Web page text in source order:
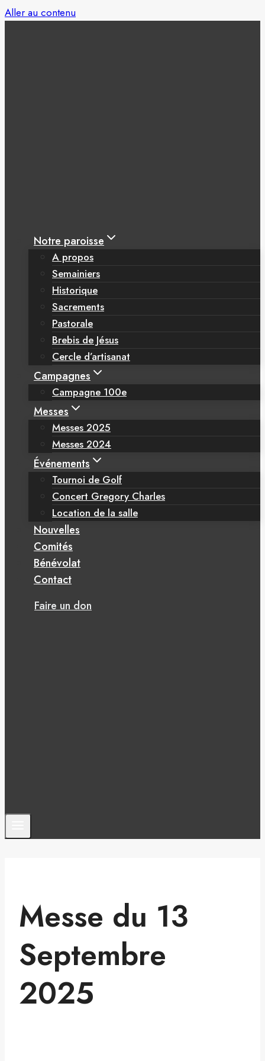
Aller au contenu
Notre paroisse
A propos
Semainiers
Historique
Sacrements
Pastorale
Brebis de Jésus
Cercle d’artisanat
Campagnes
Campagne 100e
Messes
Messes 2025
Messes 2024
Événements
Tournoi de Golf
Concert Gregory Charles
Location de la salle
Nouvelles
Comités
Bénévolat
Contact
Faire un don
Messe du 13
Septembre
2025